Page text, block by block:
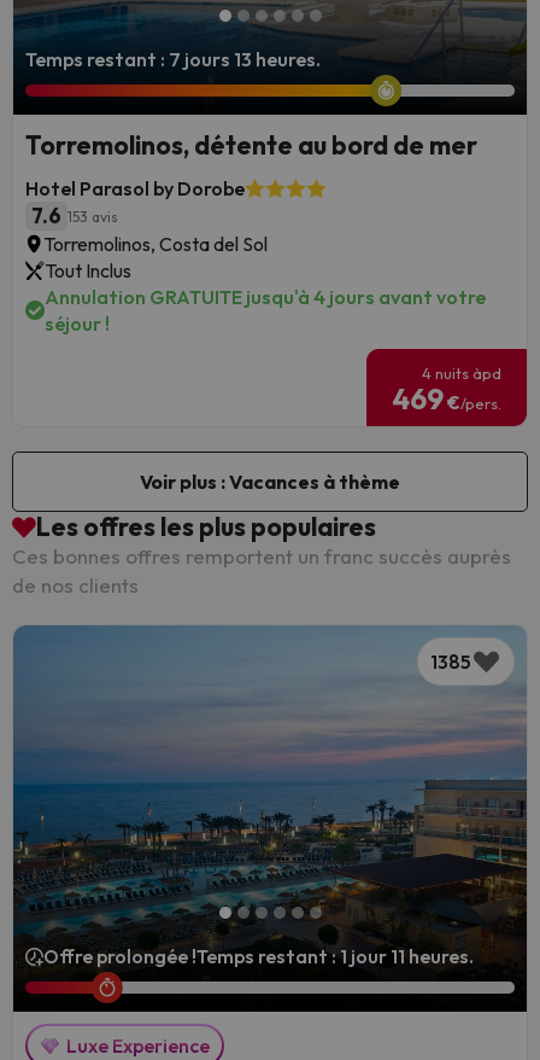
Temps restant : 7 jours 13 heures.
Torremolinos, détente au bord de mer
Hotel Parasol by Dorobe
7.6 153 avis
Torremolinos, Costa del Sol
Tout Inclus
Annulation GRATUITE jusqu'à 4 jours avant votre
séjour !
4 nuits àpd
469€/pers.
Voir plus : Vacances à thème
Les offres les plus populaires
Ces bonnes offres remportent un franc succès auprès
de nos clients
Offre prolongée !Temps restant : 1 jour 11 heures.
1385
Luxe Experience